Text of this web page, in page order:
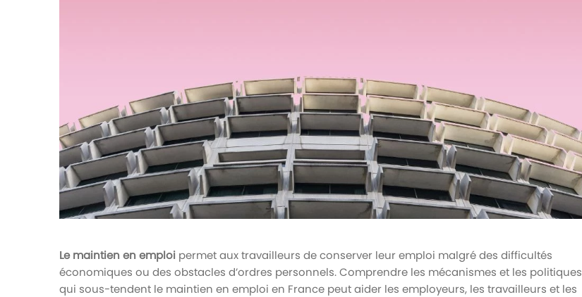
Le maintien en emploi permet aux travailleurs de conserver leur emploi malgré des difficultés
économiques ou des obstacles d’ordres personnels. Comprendre les mécanismes et les politiques
qui sous-tendent le maintien en emploi en France peut aider les employeurs, les travailleurs et les
Suivi mutuelle
Suivez les demandes de remboursement de
soins